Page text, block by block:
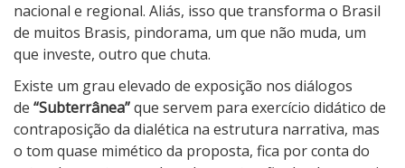
nacional e regional. Aliás, isso que transforma o Brasil
de muitos Brasis, pindorama, um que não muda, um
que investe, outro que chuta.
Existe um grau elevado de exposição nos diálogos
de “Subterrânea”que servem para exercício didático de
contraposição da dialética na estrutura narrativa, mas
o tom quase mimético da proposta, fica por conta do